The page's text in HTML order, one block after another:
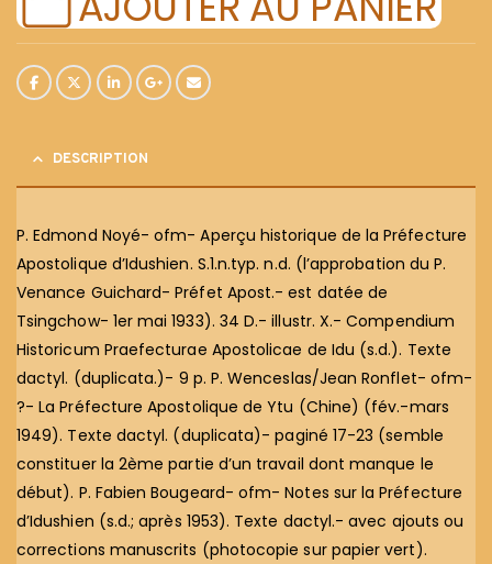
DESCRIPTION
P. Edmond Noyé- ofm- Aperçu historique de la Préfecture
Apostolique d’Idushien. S.1.n.typ. n.d. (l’approbation du P.
Venance Guichard- Préfet Apost.- est datée de
Tsingchow- 1er mai 1933). 34 D.- illustr. X.- Compendium
Historicum Praefecturae Apostolicae de Idu (s.d.). Texte
dactyl. (duplicata.)- 9 p. P. Wenceslas/Jean Ronflet- ofm-
?- La Préfecture Apostolique de Ytu (Chine) (fév.-mars
1949). Texte dactyl. (duplicata)- paginé 17-23 (semble
constituer la 2ème partie d’un travail dont manque le
début). P. Fabien Bougeard- ofm- Notes sur la Préfecture
d’Idushien (s.d.; après 1953). Texte dactyl.- avec ajouts ou
corrections manuscrits (photocopie sur papier vert).